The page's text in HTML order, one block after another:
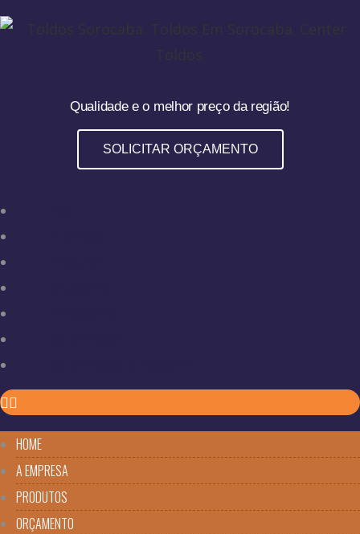
Qualidade e o melhor preço da região!
SOLICITAR ORÇAMENTO
HOME
A EMPRESA
PRODUTOS
ORÇAMENTO